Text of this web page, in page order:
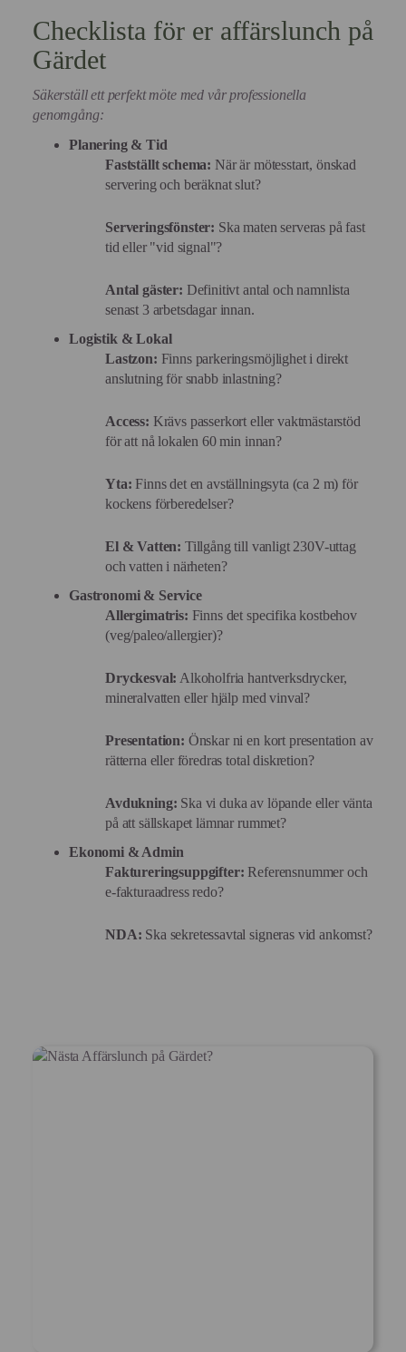
Checklista för er affärslunch på
Gärdet
Säkerställ ett perfekt möte med vår professionella
genomgång:
Planering & Tid
Fastställt schema: När är mötesstart, önskad
servering och beräknat slut?
Serveringsfönster: Ska maten serveras på fast
tid eller "vid signal"?
Antal gäster: Definitivt antal och namnlista
senast 3 arbetsdagar innan.
Logistik & Lokal
Lastzon: Finns parkeringsmöjlighet i direkt
anslutning för snabb inlastning?
Access: Krävs passerkort eller vaktmästarstöd
för att nå lokalen 60 min innan?
Yta: Finns det en avställningsyta (ca 2 m) för
kockens förberedelser?
El & Vatten: Tillgång till vanligt 230V-uttag
och vatten i närheten?
Gastronomi & Service
Allergimatris: Finns det specifika kostbehov
(veg/paleo/allergier)?
Dryckesval: Alkoholfria hantverksdrycker,
mineralvatten eller hjälp med vinval?
Presentation: Önskar ni en kort presentation av
rätterna eller föredras total diskretion?
Avdukning: Ska vi duka av löpande eller vänta
på att sällskapet lämnar rummet?
Ekonomi & Admin
Faktureringsuppgifter:Referensnummer och
e-fakturaadress redo?
NDA: Ska sekretessavtal signeras vid ankomst?